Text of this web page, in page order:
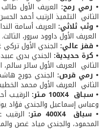
• رمي رمح: العريف الأول
الثاني ­ التلميذ الرتيب أحمد
• وثب ثلاثي: العريف أسامة
­ العريف الأول داوود سرور، الثالث.
• قفز عالي: الجندي الأول تركي
• كرة حديدية: الجندي بدري
الثاني ­ العريف الأول سائر سالم،
• رمي قرص: الجندي جورج
الثاني ­ العريف الأول محمد
• سبـاق 100X4 مـتر: الرقيـب
وعباس إسماعيل والجندي فؤاد
• سباق 400X4 متر:
المحمود، والجندي مياد غصن